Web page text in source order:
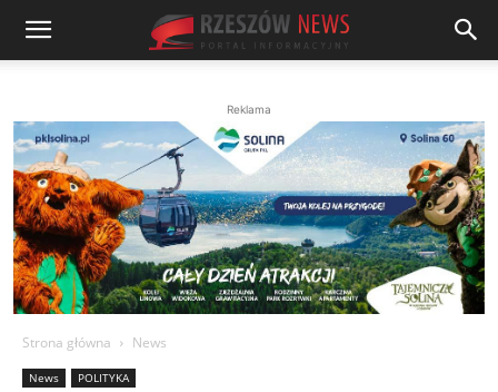
Reklama
Strona główna News
News POLITYKA